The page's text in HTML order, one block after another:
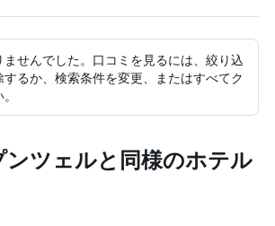
せんでした。口コミを見るには、絞り込
るか、検索条件を変更、またはすべてク
ツェルと同様のホテル